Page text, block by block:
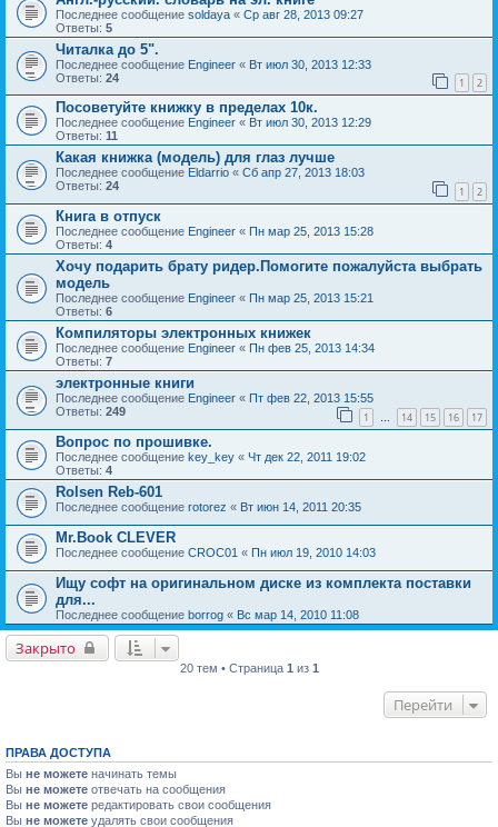
Последнее сообщение soldaya « Ср авг 28, 2013 09:27
Ответы: 5
Читалка до 5".
Последнее сообщение Engineer « Вт июл 30, 2013 12:33
Ответы: 24 1 2
Посоветуйте книжку в пределах 10к.
Последнее сообщение Engineer « Вт июл 30, 2013 12:29
Ответы: 11
Какая книжка (модель) для глаз лучше
Последнее сообщение Eldarrio « Сб апр 27, 2013 18:03
Ответы: 24 1 2
Книга в отпуск
Последнее сообщение Engineer « Пн мар 25, 2013 15:28
Ответы: 4
Хoчу подарить брату ридер.Помогите пожалуйста выбрать
модель
Последнее сообщение Engineer « Пн мар 25, 2013 15:21
Ответы: 6
Компиляторы электронных книжек
Последнее сообщение Engineer « Пн фев 25, 2013 14:34
Ответы: 7
электронные книги
Последнее сообщение Engineer « Пт фев 22, 2013 15:55
Ответы: 249 1 … 14 15 16 17
Вопрос по прошивке.
Последнее сообщение key_key « Чт дек 22, 2011 19:02
Ответы: 4
Rolsen Reb-601
Последнее сообщение rotorez « Вт июн 14, 2011 20:35
Mr.Book CLEVER
Последнее сообщение CROC01 « Пн июл 19, 2010 14:03
Ищу софт на оригинальном диске из комплекта поставки
для...
Последнее сообщение borrog « Вс мар 14, 2010 11:08
Закрыто
20 тем • Страница 1 из 1
Перейти
ПРАВА ДОСТУПА
Вы не можете начинать темы
Вы не можете отвечать на сообщения
Вы не можете редактировать свои сообщения
Вы не можете удалять свои сообщения